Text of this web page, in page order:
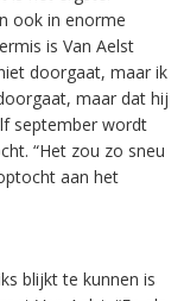
ook in enorme
is Van Aelst
doorgaat, maar ik
maar dat hij
september wordt
“Het zou zo sneu
aan het
blijkt te kunnen is